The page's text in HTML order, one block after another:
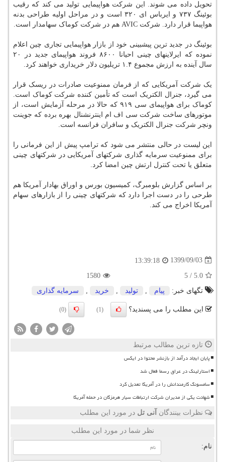
تحویل داده می شوند. این شرکت هواپیمایی تولید می کند که رقیب
بوئینگ ۷۳۷ و ایرباس ای ۳۲۰ است و در مراحل اولیه طراحی بدنه
هواپیما قرار دارد. شرکت AVIC هم در شرکت کوماک سهامدار است.
بوئینگ در جدید ترین پیشبینی خود از بازار هواپیمایی تجاری چین اعلام
نموده که ایرلاینهای چینی احیانا ۸۶۰۰ فروند هواپیمای جدید در ۲۰
سال آینده به ارزش مجموع ۱.۴ تریلیون دلار خریداری خواهند کرد.
یک شرکت آمریکایی که از فرمان ممنوعیت صادرات در ریسک قرار
می گیرد، جنرال الکتریک است که تأمین کننده شرکت کوماک است.
کوماک برای هواپیمای سی ۹۱۹ که حالا در مرحله آزمایش است، از
موتورهای ساخت شرکت سی اف ام اینترنشنال بهره برده که جوینت
ونچر شرکت جنرال الکتریک و سافران فرانسه است.
این لیست در حالی منتشر می شود که ترامپ پیش از این فرمانی را
برای ممنوعیت سرمایه گذاری شرکتهای آمریکایی در شرکتهای چینی
متعلق یا تحت کنترل ارتش چین امضا کرد.
بر اساس گزارش بلومبرگ، کمیسیون بورس و اوراق بهادار آمریکا هم
طرحی را در دست اجرا دارد که شرکتهای چینی را از بازارهای سهام
آمریکا اخراج می کند.
1399/09/03
13:39:18
5.0
/
5
1580
تگهای خبر:
پیام , تولید , خرید , سرمایه گذاری
این مطلب را می پسندید؟ (1)
(0)
تازه ترین مطالب مرتبط
پایان ایجاد درآمد از بازنشر محتوا در ایکس
استارلینک در عراق رسما فعال شد
سامسونگ کارمندانش را در آمریکا تعدیل کرد
شهادت یکی از مدیران شرکت ارتباطات سیار هرمزگان در حمله آمریکا
نظرات بینندگان آنی تل در مورد این مطلب
نظر شما در مورد این مطلب
نام: